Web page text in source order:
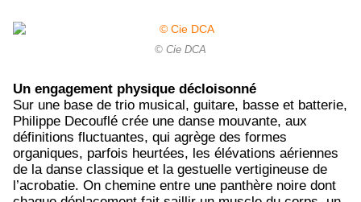
© Cie DCA
Un engagement physique décloisonné
Sur une base de trio musical, guitare, basse et batterie,
Philippe Decouflé crée une danse mouvante, aux
définitions fluctuantes, qui agrège des formes
organiques, parfois heurtées, les élévations aériennes
de la danse classique et la gestuelle vertigineuse de
l’acrobatie. On chemine entre une panthère noire dont